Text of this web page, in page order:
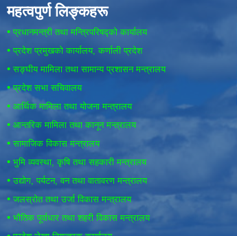
महत्वपुर्ण लिङ्कहरू
•प्रधानमन्त्री तथा मन्त्रिपरिषद्को कार्यालय
• प्रदेश प्रमुखको कार्यालय, कर्णाली प्रदेश
• सङ्घीय मामिला तथा सामान्य प्रशासन मन्त्रालय
•प्रदेश सभा सचिवालय
• आर्थिक मामिला तथा योजना मन्त्रालय
• आन्तरिक मामिला तथा कानून मन्त्रालय
• सामाजिक विकास मन्त्रालय
• भुमि व्यवस्था, कृषि तथा सहकारी मन्त्रालय
• उद्योग, पर्यटन, वन तथा वातावरण मन्त्रालय
• जलस्रोत तथा उर्जा विकास मन्त्रालय
• भौतिक पूर्वाधार तथा शहरी विकास मन्त्रालय